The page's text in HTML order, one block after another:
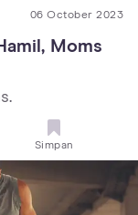
06 October 2023
Moms
Simpan